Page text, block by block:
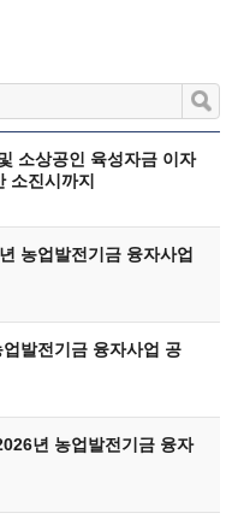
소상공인 육성자금 이자
소진시까지
농업발전기금 융자사업
발전기금 융자사업 공
년 농업발전기금 융자